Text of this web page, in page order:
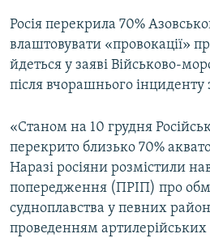
Усі сайти RFE/RL
Росія перекрила 70%
влаштовувати «провокації»
йдеться у заяві Військово-
після вчорашнього
«Станом на 10 грудня
перекрито близько 70%
Наразі росіяни розмістили
попередження (ПРІП) про
судноплавства у певних
проведенням артилерійських